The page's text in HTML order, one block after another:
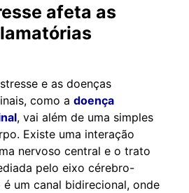
afeta as
e as doenças
como a doença
, vai além de uma simples
Existe uma interação
nervoso central e o trato
pelo eixo cérebro-
é um canal bidirecional, onde